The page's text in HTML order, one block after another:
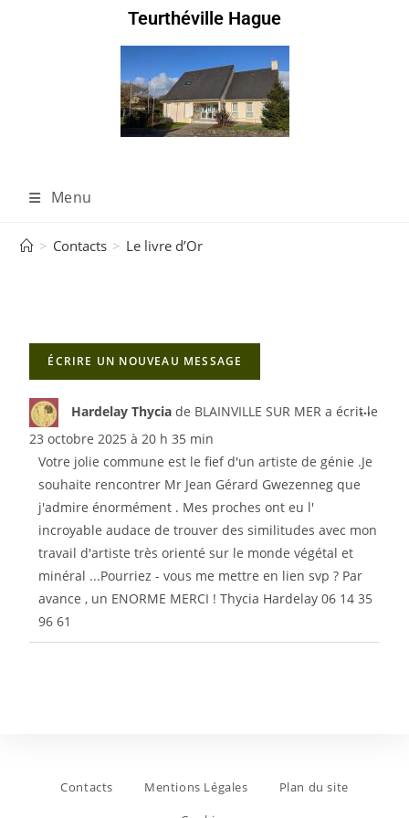
Teurthéville Hague
Menu
> Contacts > Le livre d’Or
Hardelay Thyciade BLAINVILLE SUR MER a écrit le
23 octobre 2025 à 20 h 35 min
Votre jolie commune est le fief d'un artiste de génie .Je
souhaite rencontrer Mr Jean Gérard Gwezenneg que
j'admire énormément . Mes proches ont eu l'
incroyable audace de trouver des similitudes avec mon
travail d'artiste très orienté sur le monde végétal et
minéral ...Pourriez - vous me mettre en lien svp ? Par
avance , un ENORME MERCI ! Thycia Hardelay 06 14 35
96 61
...
Contacts Mentions Légales
Plan du site